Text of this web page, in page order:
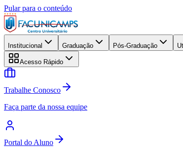
Pular para o conteúdo
Institucional Graduação Pós-Graduação
Acesso Rápido
Trabalhe Conosco
Faça parte da nossa equipe
Portal do Aluno